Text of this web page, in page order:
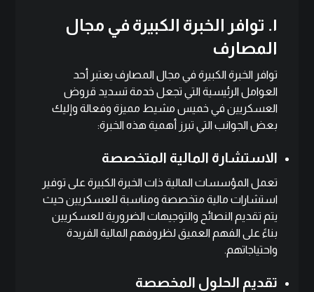
١. توافر الخبرة الكبيرة في مجال
المصارف
توافر الخبرة الكبيرة في مجال المصارف يعتبر أحد
العوامل الرئيسية التي تجعل خدمة تسديد قروض
العسكريين في خميس مشيط مميزة وفعالة وإليك
بعض الجوانب التي تبرز أهمية هذه الخبرة:
الاستشارة المالية المتخصصة
تعمل المؤسسات المالية ذات الخبرة الكبيرة على توفير
استشارات مالية متخصصة ومناسبة للعسكريين حيث
يتم تقديم النصائح والتوجيهات الضرورية للعسكريين
بناءً على الفهم العميق لظروفهم المالية الفريدة
واحتياجاتهم.
تقديم الحلول المخصصة